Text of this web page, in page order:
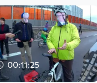
00:11:25